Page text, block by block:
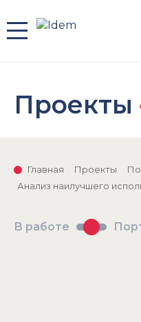
Проекты
Главная Проекты
Анализ наилучшего
В работе